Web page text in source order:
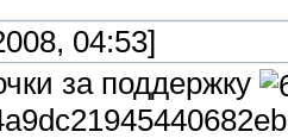
04:53]
за поддержку